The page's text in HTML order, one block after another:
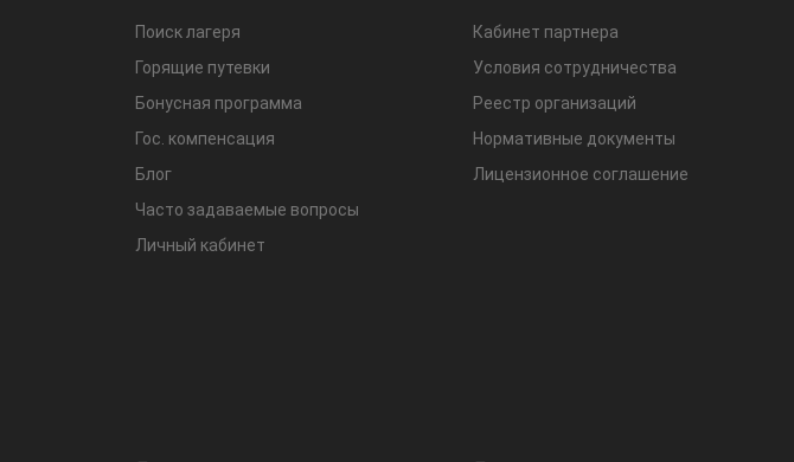
Поиск лагеря
Горящие путевки
Бонусная программа
Гос. компенсация
Блог
Часто задаваемые вопросы
Личный кабинет
Кабинет партнера
Условия сотрудничества
Реестр организаций
Нормативные документы
Лицензионное соглашение